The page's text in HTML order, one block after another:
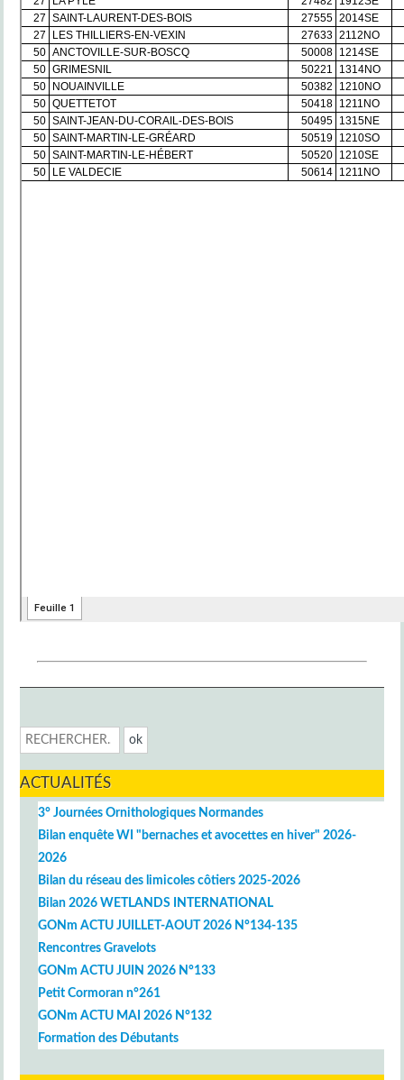
ACTUALITÉS
3° Journées Ornithologiques Normandes
Bilan enquête WI "bernaches et avocettes en hiver" 2026-
2026
Bilan du réseau des limicoles côtiers 2025-2026
Bilan 2026 WETLANDS INTERNATIONAL
GONm ACTU JUILLET-AOUT 2026 N°134-135
Rencontres Gravelots
GONm ACTU JUIN 2026 N°133
Petit Cormoran n°261
GONm ACTU MAI 2026 N°132
Formation des Débutants